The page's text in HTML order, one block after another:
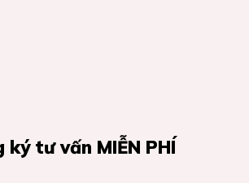
ký tư vấn MIỄN PHÍ